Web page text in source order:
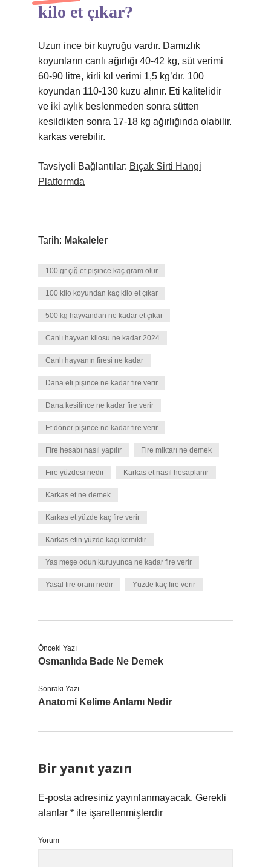
kilo et çıkar?
Uzun ince bir kuyruğu vardır. Damızlık
koyunların canlı ağırlığı 40-42 kg, süt verimi
60-90 litre, kirli kıl verimi 1,5 kg’dır. 100
koyundan 110-130 kuzu alınır. Eti kalitelidir
ve iki aylık beslenmeden sonra sütten
kesildikten sonra 17-18 kg ağırlığında olabilir.
karkas verebilir.
Tavsiyeli Bağlantılar: Bıçak Sirti Hangi
Platformda
Tarih: Makaleler
100 gr çiğ et pişince kaç gram olur
100 kilo koyundan kaç kilo et çıkar
500 kg hayvandan ne kadar et çıkar
Canlı hayvan kilosu ne kadar 2024
Canlı hayvanın firesi ne kadar
Dana eti pişince ne kadar fire verir
Dana kesilince ne kadar fire verir
Et döner pişince ne kadar fire verir
Fire hesabı nasıl yapılır Fire miktarı ne demek
Fire yüzdesi nedir Karkas et nasıl hesaplanır
Karkas et ne demek
Karkas et yüzde kaç fire verir
Karkas etin yüzde kaçı kemiktir
Yaş meşe odun kuruyunca ne kadar fire verir
Yasal fire oranı nedir Yüzde kaç fire verir
Önceki Yazı
Osmanlıda Bade Ne Demek
Sonraki Yazı
Anatomi Kelime Anlamı Nedir
Bir yanıt yazın
E-posta adresiniz yayınlanmayacak. Gerekli
alanlar * ile işaretlenmişlerdir
Yorum